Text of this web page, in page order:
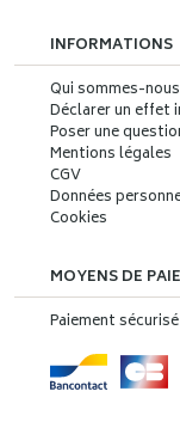
INFORMATIONS
Qui sommes-
Déclarer un effet
Poser une
Mentions légales
CGV
Données
Cookies
MOYENS DE
Paiement sécurisé